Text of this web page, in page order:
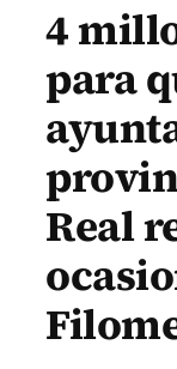
4
para
Real